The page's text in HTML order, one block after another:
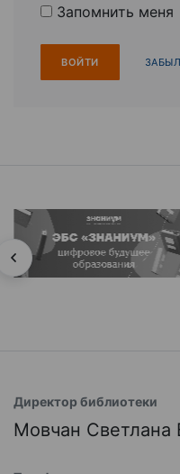
Запомнить меня
Директор библиотеки
Мовчан Светлана